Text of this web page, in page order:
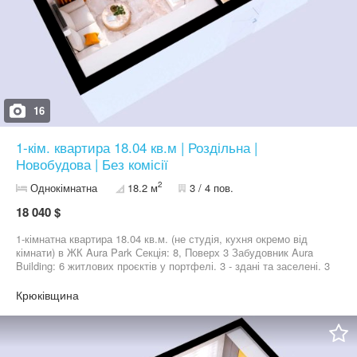
приватизацию земли, присвоение кадастрового номера; -на
перевод под нежилое, смена целевого назначения; -на начало
строительства, ввод в эксплуатацию; -на узаконивание
самовольного строительства; -срочный выкуп недвижимого
имущества. Официально зарегистрированное предприятие с
постоянным адресом, квалифицированным персоналом и
опытом работы. Адрес: Белая Церковь ул. Театральная 7\6
офис 1. Тел: (097)-800-17-32 (063)-647-15-24 (099)-760-74-79
16
1-кім. квартира 18.04 кв.м | Роздільна |
Новобудова | Без комісії
Однокімнатна 18.2 м2 3 / 4 пов.
18 040 $
1-кімнатна квартира 18.04 кв.м. (не студія, кухня окремо від
кімнати) в ЖК Aura Park Секція: 8, Поверх 3 Забудовник Aura
Building: 6 житлових проєктів у портфелі. 3 - здані та заселені. 3
з авторською архітектурою, де гармонійно поєднується баланс
заміського спокою з розвиненою інфраструктурою. Переваги
квартири та комплексу: Повний комфорт: Централізований газ
(двоконтурний котел), двотарифний лічильник електроенергії,
центральна каналізація та індивідуальна свердловина для
Крюківщина